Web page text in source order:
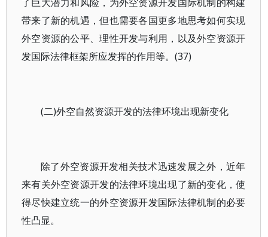
带来了新的机遇，但也需要各国更多地思考如何实现
外空资源的公平、理性开发与利用，以及外空资源开
发国际法律框架所应发挥的作用等。(37)
(二)外空自然资源开发的法律环境出现新变化
除了外空资源开发相关技术迅速发展之外，近年
来有关外空资源开发的法律环境出现了新的变化，使
得尽快建立统一的外空资源开发国际法律机制的必要
性凸显。